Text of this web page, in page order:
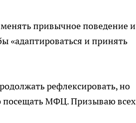
привычное поведение и
«адаптироваться и принять
рефлексировать, но
посещать МФЦ. Призываю всех